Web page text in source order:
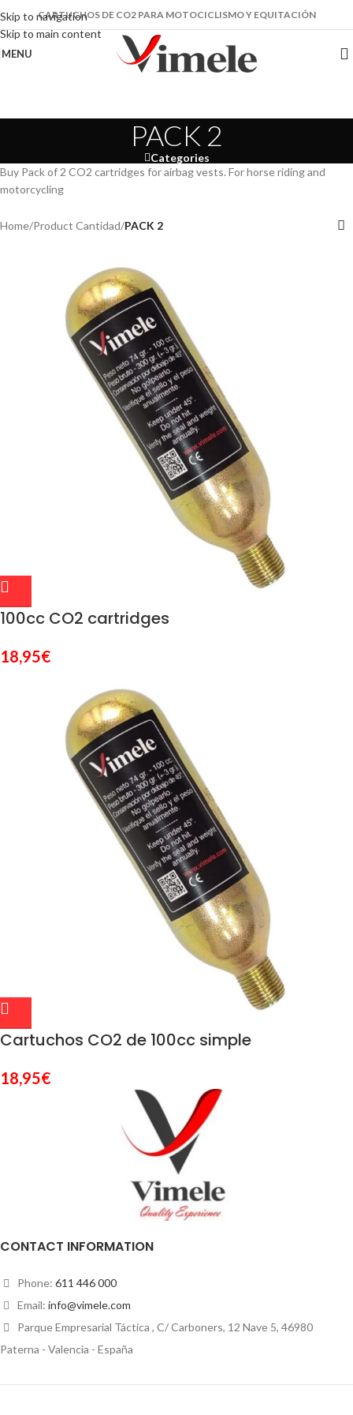
Skip to navigation
Skip to main content
CARTUCHOS DE CO2 PARA MOTOCICLISMO Y EQUITACIÓN
MENU
PACK 2
Categories
Buy Pack of 2 CO2 cartridges for airbag vests. For horse riding and
motorcycling
Home/Product Cantidad/PACK 2
100cc CO2 cartridges
18,95€
Cartuchos CO2 de 100cc simple
18,95€
CONTACT INFORMATION
Phone: 611 446 000
Email: info@vimele.com
Parque Empresarial Táctica , C/ Carboners, 12 Nave 5, 46980
Paterna - Valencia - España